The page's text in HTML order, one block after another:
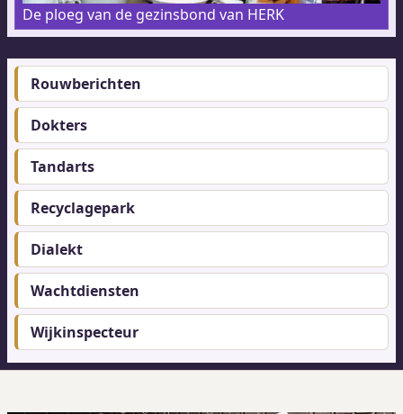
De ploeg van de gezinsbond van HERK
Footer-
menu
Rouwberichten
Dokters
Tandarts
Recyclagepark
Dialekt
Wachtdiensten
Wijkinspecteur